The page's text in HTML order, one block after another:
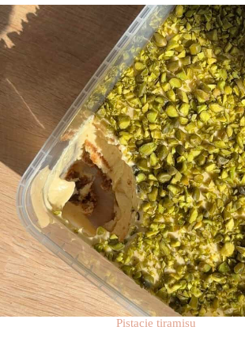
Pistacie tiramisu